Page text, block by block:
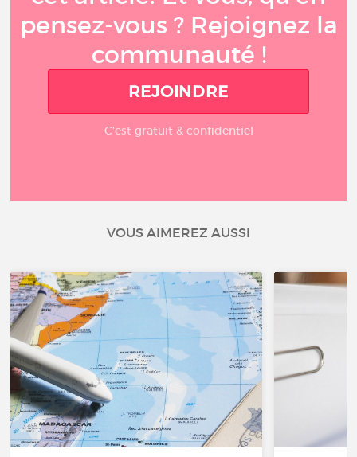
pensez-vous ? Rejoignez la
communauté !
REJOINDRE
C'est gratuit & confidentiel
VOUS AIMEREZ AUSSI